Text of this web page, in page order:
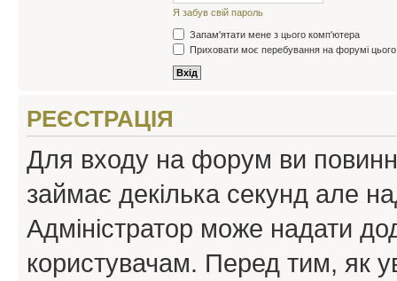
Я забув свій пароль
Запам'ятати мене з цього комп'ютера
Приховати моє перебування на форумі
РЕЄСТРАЦІЯ
Для входу на форум ви
займає декілька секунд але
Адміністратор може надати
користувачам. Перед тим, як